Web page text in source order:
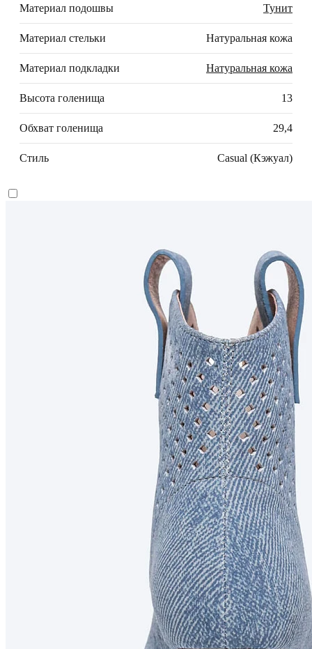
Материал подошвы Тунит
Материал стельки Натуральная кожа
Материал подкладки Натуральная кожа
Высота голенища 13
Обхват голенища 29,4
Стиль Casual (Кэжуал)